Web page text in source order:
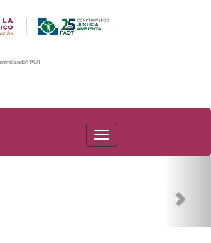
PAOT
PAOT